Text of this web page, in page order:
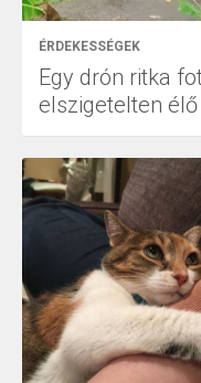
ÉRDEKESSÉGEK
Egy drón ritka
elszigetelten